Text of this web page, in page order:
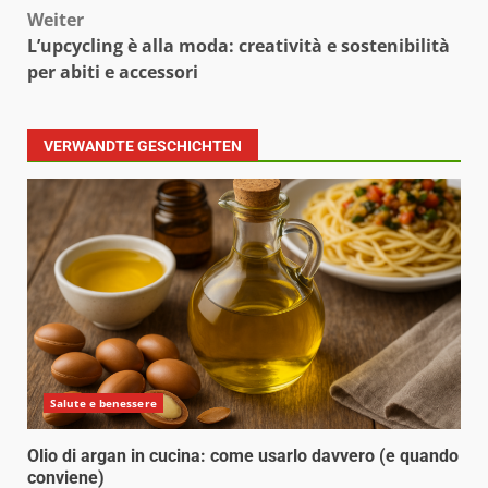
Weiter
L’upcycling è alla moda: creatività e sostenibilità
per abiti e accessori
VERWANDTE GESCHICHTEN
Salute e benessere
Olio di argan in cucina: come usarlo davvero (e quando
conviene)